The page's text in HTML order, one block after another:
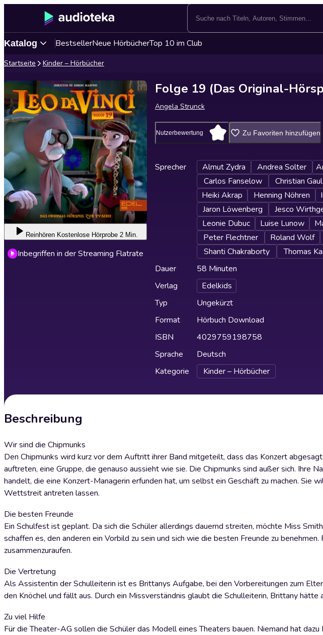
Katalog BestsellerNeue HörbücherTop 10 im Club
Startseite Kinder – Hörbücher
Reinhören Kostenlose Hörprobe 2 Min.
Inbegriffen in der Streaming Flatrate
Folge 19 (Das Original-
Angela Strunck
Nutzerbewertung Zu Favoriten hinzufügen
Sprecher Almut Zydra Andrea Solter
Carlos Fanselow
Christian Gaul
Heiki Akrap
Henning Nöhren
Jaron Löwenberg
Jesco
Leonie Dubuc
Luise Lunow
Peter Flechtner
Roland Wolf
Shanti Chakraborty
Thomas
Dauer
58 Minuten
Verlag
Edelkids
Typ
Ungekürzt
Format
Hörbuch Download
ISBN
4029759198758
Sprache
Deutsch
Kategorie
Kinder – Hörbücher
Beschreibung
Wir sind die Chipmunks
Den Chipmunks wird kurz vor dem Auftritt ihrer Band mitgeteilt, dass das Konzert
auftreten, eine Gruppe, die genauso aussieht wie sie. Die Chipmunks sind außer sich. Ihre
handelt, die eine Konzert-Managerin erfunden hat, um selbst ein Geschäft zu machen. Sie
Wettstreit antreten lassen.
Die besten Freunde
Ein Schulfest ist geplant. Da sich die Schüler allerdings dauernd streiten, möchte Miss
schaffen es, den anderen ein Vorbild zu sein und sich wie die besten Freunde zu
zusammenzuraufen.
Die Vertretung
Als Assistentin der Schulleiterin ist es Brittanys Aufgabe, bei den Vorbereitungen zum
den Knöchel und fällt aus. Durch ein Missverständnis glaubt die Schulleiterin, Brittany
Zu viel Hilfe
Für die Theater-AG sollen die Schüler das Modell eines Theaters bauen. Niemand hat